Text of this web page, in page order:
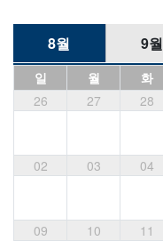
8월 9월
일 월 화
26
27 28
02 03 04
09 10 11